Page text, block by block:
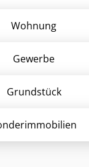
Wohnung
Gewerbe
Grund­stück